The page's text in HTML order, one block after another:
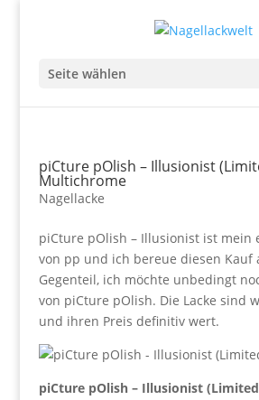
Seite wählen
piCture pOlish – Illusionist
Multichrome
Nagellacke
piCture pOlish – Illusionist ist mein
von pp und ich bereue diesen Kauf
Gegenteil, ich möchte unbedingt
von piCture pOlish. Die Lacke sind
und ihren Preis definitiv wert.
piCture pOlish – Illusionist